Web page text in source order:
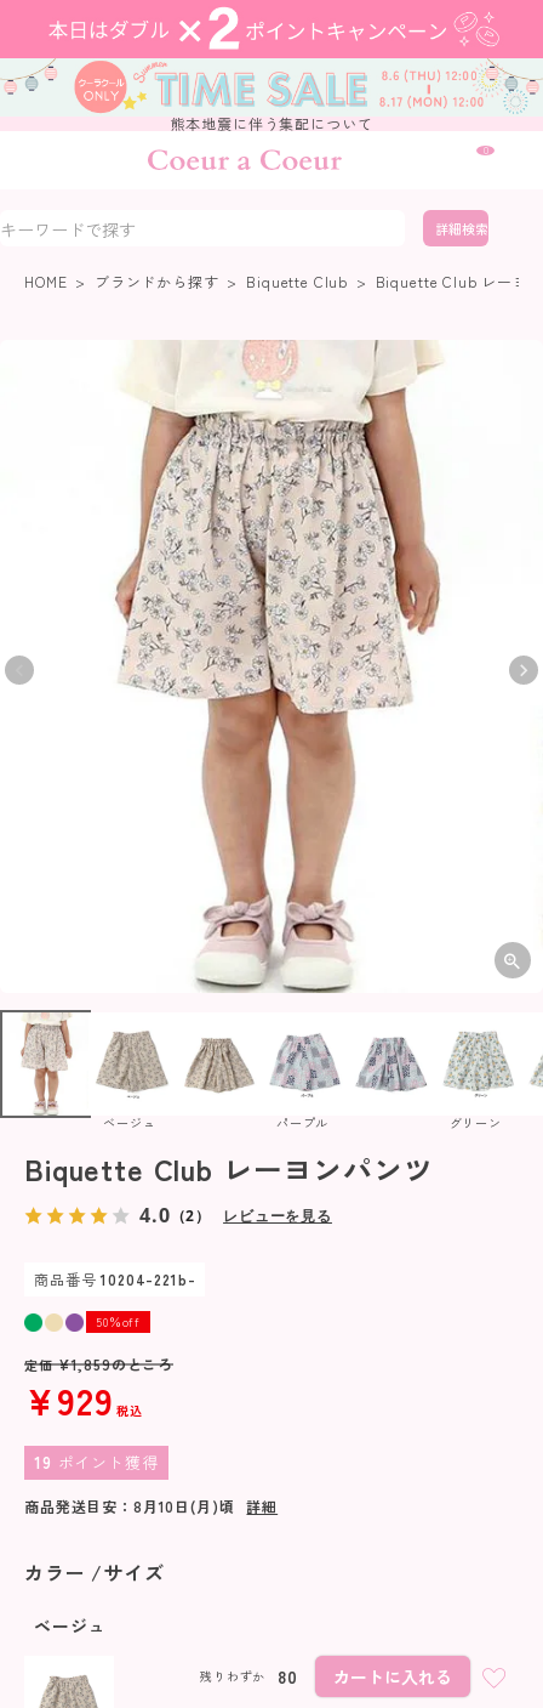
熊本地震に伴う集配について
0
詳細検索
HOME ブランドから探す Biquette Club Biquette Club レーヨ
ベージュ パープル グリーン
Biquette Club レーヨンパンツ
4.0 （2） レビューを見る
商品番号 10204-221b-
50％off
定価 ¥1,859のところ
¥929 税込
19 ポイント獲得
商品発送目安： 8月10日(月)頃 詳細
カラー サイズ
ベージュ
80
残りわずか
カートに入れる